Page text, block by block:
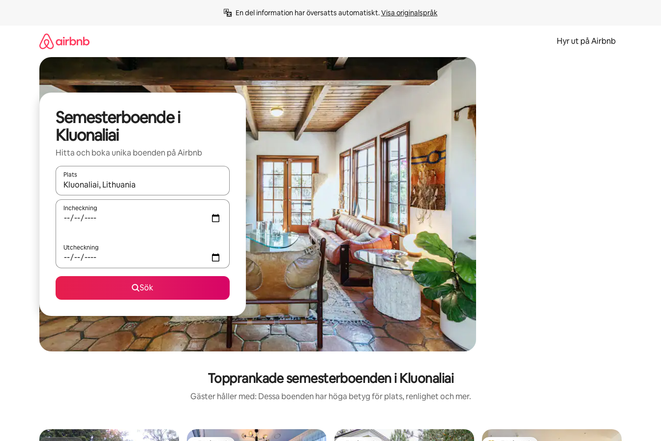
En del information har översatts automatiskt. Visa originalspråk
Hyr ut på Airbnb
Semesterboende i
Kluonaliai
Hitta och boka unika boenden på Airbnb
Plats
När resultaten är tillgängliga kan du navigera med upp- och nedåtpilarna eller utforska genom att trycka eller svepa.
Incheckning
Utcheckning
Sök
Topprankade semesterboenden i Kluonaliai
Gäster håller med: Dessa boenden har höga betyg för plats, renlighet och mer.